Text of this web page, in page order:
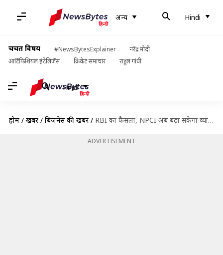
अन्य Hindi
चर्चित विषय #NewsBytesExplainer
नरेंद्र मोदी
आर्टिफिशियल इंटेलिजेंस
क्रिकेट समाचार राहुल गांधी
Hindi
होम / खबरें / बिज़नेस की खबरें / RBI का फैसला, NPCI अब बढ़ा सकेगा व्यापारी को UPI पेमेंट की सीमा
ADVERTISEMENT